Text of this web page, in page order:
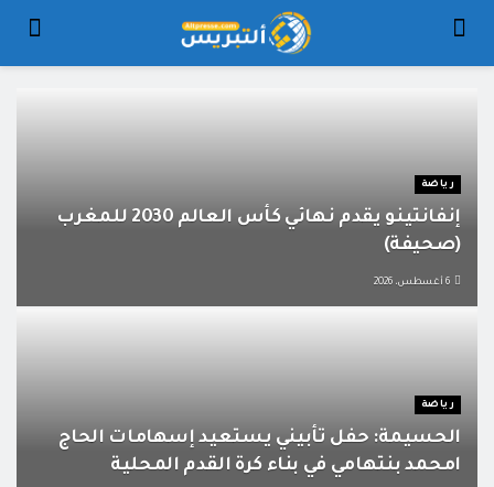
رياضة
إنفانتينو يقدم نهائي كأس العالم 2030 للمغرب
(صحيفة)
رياضة
الحسيمة: حفل تأبيني يستعيد إسهامات الحاج
امحمد بنتهامي في بناء كرة القدم المحلية